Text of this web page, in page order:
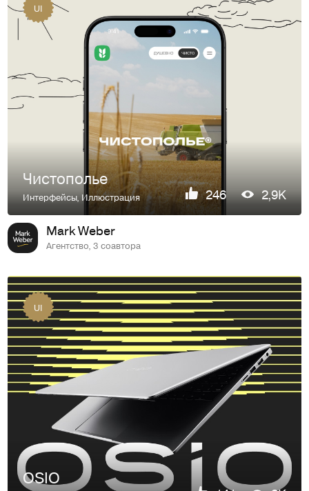
UI
Чистополье
Интерфейсы,Иллюстрация 246 2,9K
Mark Weber
Агентство, 3 соавтора
UI
OSIO